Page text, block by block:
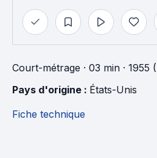
Court-métrage · 03 min · 1955
Pays d'origine : États-Unis
Fiche technique